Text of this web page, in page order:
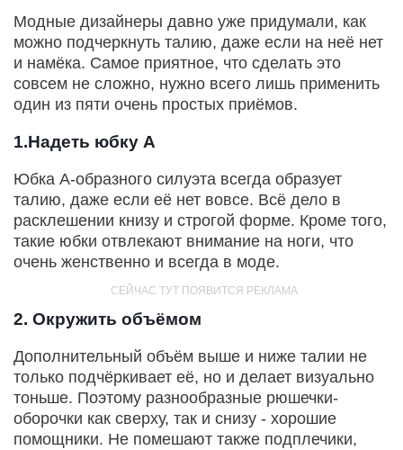
Модные дизайнеры давно уже придумали, как
можно подчеркнуть талию, даже если на неё нет
и намёка. Самое приятное, что сделать это
совсем не сложно, нужно всего лишь применить
один из пяти очень простых приёмов.
1.Надеть юбку А
Юбка А-образного силуэта всегда образует
талию, даже если её нет вовсе. Всё дело в
расклешении книзу и строгой форме. Кроме того,
такие юбки отвлекают внимание на ноги, что
очень женственно и всегда в моде.
2. Окружить объёмом
Дополнительный объём выше и ниже талии не
только подчёркивает её, но и делает визуально
тоньше. Поэтому разнообразные рюшечки-
оборочки как сверху, так и снизу - хорошие
помощники. Не помешают также подплечики,